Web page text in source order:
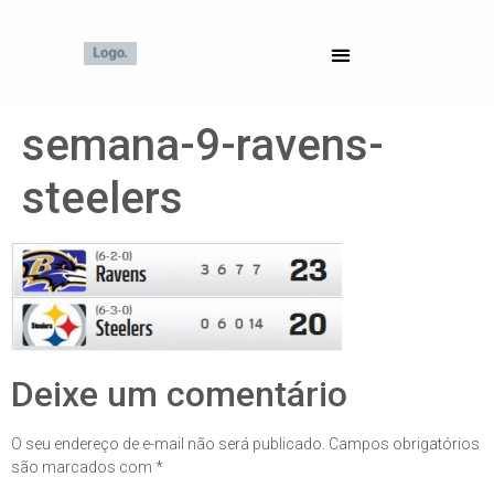
semana-9-ravens-
steelers
Deixe um comentário
O seu endereço de e-mail não será publicado. Campos obrigatórios
são marcados com *